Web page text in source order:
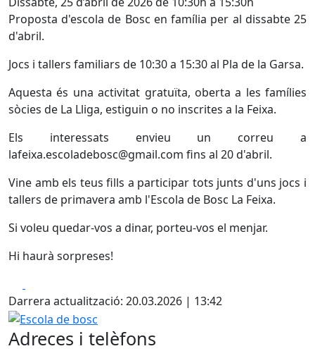
Proposta d'escola de Bosc en família per al dissabte 25
d'abril.
Jocs i tallers familiars de 10:30 a 15:30 al Pla de la Garsa.
Aquesta és una activitat gratuïta, oberta a les famílies
sòcies de La Lliga, estiguin o no inscrites a la Feixa.
Els interessats envieu un correu a
lafeixa.escoladebosc@gmail.com fins al 20 d'abril.
Vine amb els teus fills a participar tots junts d'uns jocs i
tallers de primavera amb l'Escola de Bosc La Feixa.
Si voleu quedar-vos a dinar, porteu-vos el menjar.
Hi haurà sorpreses!
Darrera actualització: 20.03.2026 | 13:42
Escola de bosc
Adreces i telèfons